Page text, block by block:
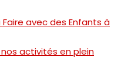
avec des Enfants à
nos activités en plein